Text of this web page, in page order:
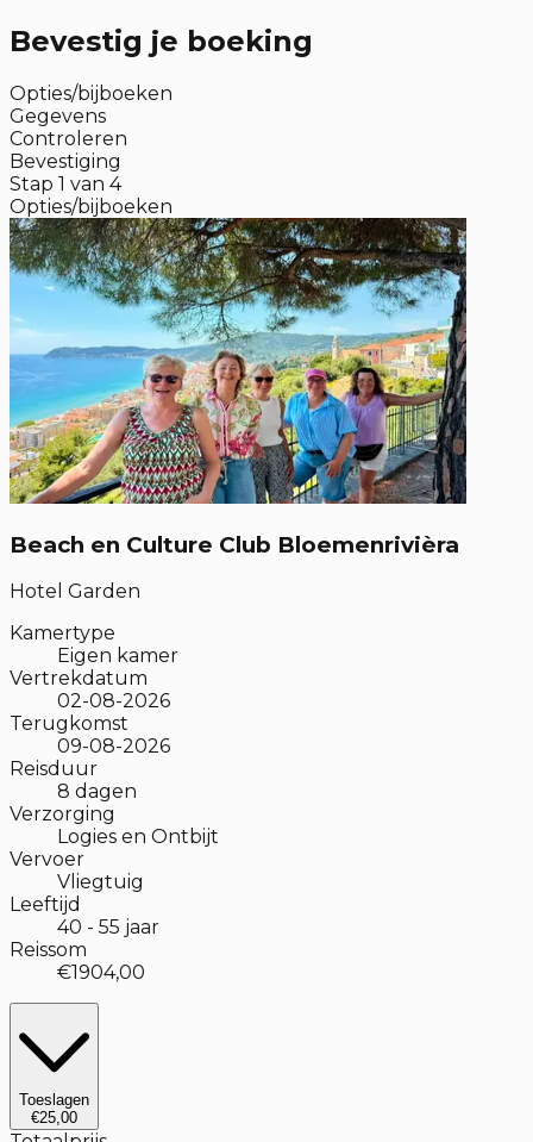
Bevestig je boeking
Opties/bijboeken
Gegevens
Controleren
Bevestiging
Stap 1 van 4
Opties/bijboeken
Beach en Culture Club Bloemenrivièra
Hotel Garden
Kamertype
Eigen kamer
Vertrekdatum
02-08-2026
Terugkomst
09-08-2026
Reisduur
8 dagen
Verzorging
Logies en Ontbijt
Vervoer
Vliegtuig
Leeftijd
40 - 55 jaar
Reissom
€1904,00
Toeslagen
€25,00